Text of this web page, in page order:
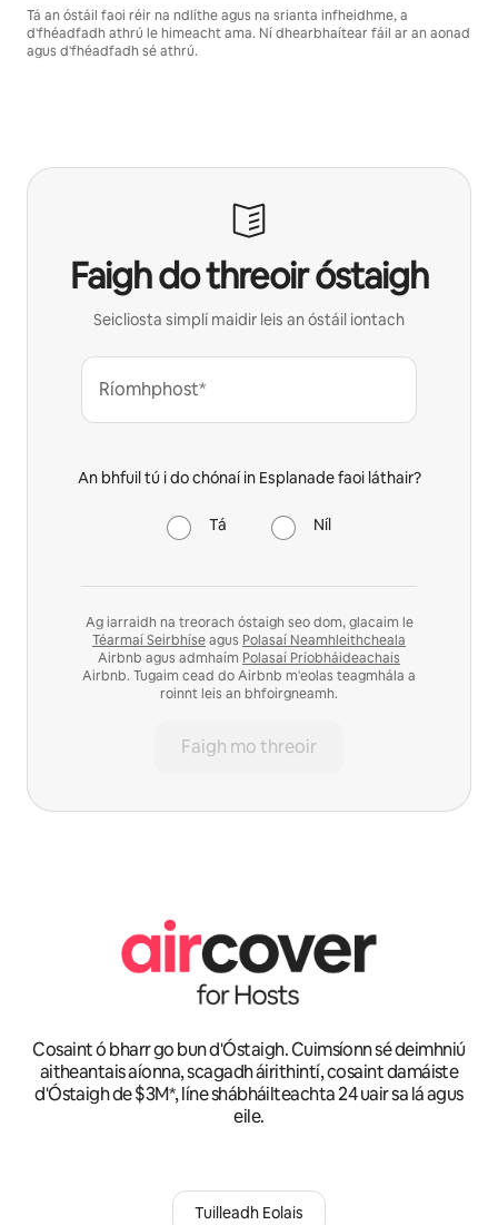
Tá an óstáil faoi réir na ndlíthe agus na srianta infheidhme, a
d'fhéadfadh athrú le himeacht ama. Ní dhearbhaítear fáil ar an aonad
agus d'fhéadfadh sé athrú.
Faigh do threoir óstaigh
Seicliosta simplí maidir leis an óstáil iontach
Ríomhphost*
An bhfuil tú i do chónaí in Esplanade faoi láthair?
Tá Níl
Ag iarraidh na treorach óstaigh seo dom, glacaim le
Téarmaí Seirbhíseagus Polasaí Neamhleithcheala
Airbnb agus admhaím Polasaí Príobháideachais
Airbnb. Tugaim cead do Airbnb m'eolas teagmhála a
roinnt leis an bhfoirgneamh.
Faigh mo threoir
Cosaint ó bharr go bun d'Óstaigh. Cuimsíonn sé deimhniú
aitheantais aíonna, scagadh áirithintí, cosaint damáiste
d'Óstaigh de $3M*, líne shábháilteachta 24 uair sa lá agus
eile.
Tuilleadh Eolais